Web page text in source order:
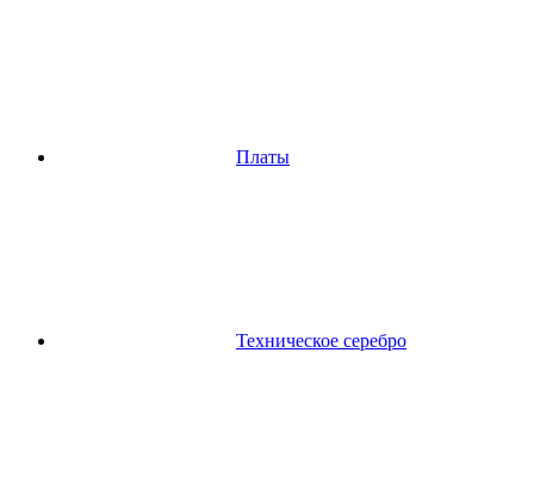
Платы
Техническое серебро